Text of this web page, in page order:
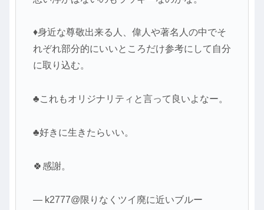
♦身近な尊敬出来る人、偉人や著名人の中でそ
れぞれ部分的にいいところだけ参考にして自分
に取り込む。
♣これもオリジナリティと言って良いよなー。
♣好きに生きたらいい。
🍀感謝。
— k2777@限りなくツイ廃に近いブルー